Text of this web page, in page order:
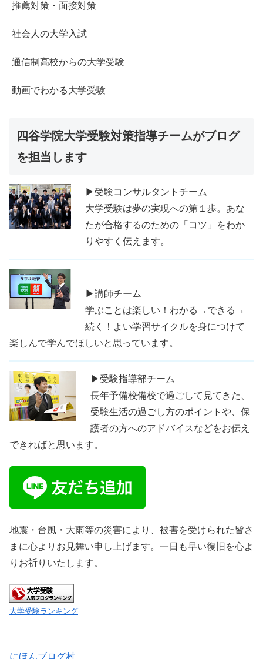
推薦対策・面接対策
社会人の大学入試
通信制高校からの大学受験
動画でわかる大学受験
四谷学院大学受験対策指導チームがブログ
を担当します
▶受験コンサルタントチーム
大学受験は夢の実現への第１歩。あな
たが合格するのための「コツ」をわか
りやすく伝えます。
▶講師チーム
学ぶことは楽しい！わかる→できる→
続く！よい学習サイクルを身につけて
楽しんで学んでほしいと思っています。
▶受験指導部チーム
長年予備校備校で過ごして見てきた、
受験生活の過ごし方のポイントや、保
護者の方へのアドバイスなどをお伝え
できればと思います。
地震・台風・大雨等の災害により、被害を受けられた皆さ
まに心よりお見舞い申し上げます。一日も早い復旧を心よ
りお祈りいたします。
大学受験ランキング
にほんブログ村